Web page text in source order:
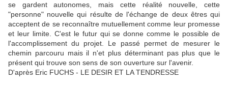
se gardent autonomes, mais cette réalité nouvelle, cette
"personne" nouvelle qui résulte de l'échange de deux êtres qui
acceptent de se reconnaître mutuellement comme leur promesse
et leur limite. C'est le futur qui se donne comme le possible de
l'accomplissement du projet. Le passé permet de mesurer le
chemin parcouru mais il n'et plus déterminant pas plus que le
présent qui trouve son sens de son ouverture sur l'avenir.
D'après Eric FUCHS - LE DESIR ET LA TENDRESSE